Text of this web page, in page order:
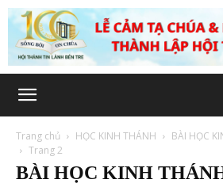
Trang chủ HỌC KINH THÁNH
BÀI HỌC
Trang 2
BÀI HỌC KINH